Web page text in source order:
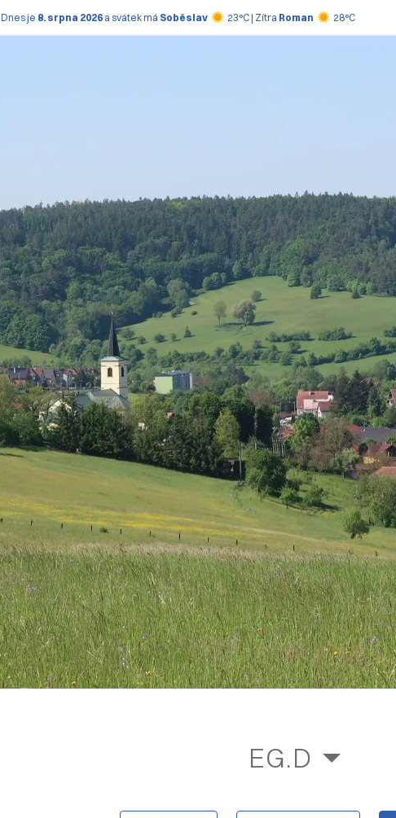
Dnes je 8. srpna 2026a svátek má Soběslav 23°C | Zítra Roman 28°C
EG.D